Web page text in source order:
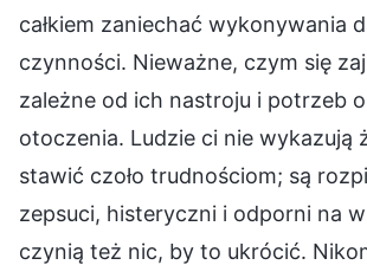
całkiem zaniechać wykonywania
czynności. Nieważne, czym się
zależne od ich nastroju i potrzeb
otoczenia. Ludzie ci nie wykazują
stawić czoło trudnościom; są
zepsuci, histeryczni i odporni na
czynią też nic, by to ukrócić.